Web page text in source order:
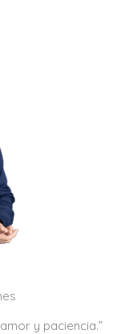
y paciencia.”